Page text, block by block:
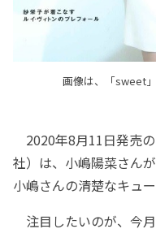
画像は、「sweet
2020年8月11日発売
社）は、小嶋陽菜さん
小嶋さんの清楚なキュ
注目したいのが、今